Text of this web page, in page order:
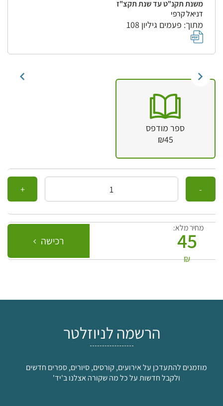
משנת תקנ"ט עד שנת תקצ"ז
דניאל קרפי
מתוך: פעמים גיליון 108
ספר מודפס
₪45
כמות
מחיר מלא:
45
₪
רכישה
הרשמה לניוזלטר
מוזמנים להתעדכן על אירועים, קורסים, סיורים, ספרים חדשים
ולקבל חדשות על כל מה שקורה אצלנו ב'יד'